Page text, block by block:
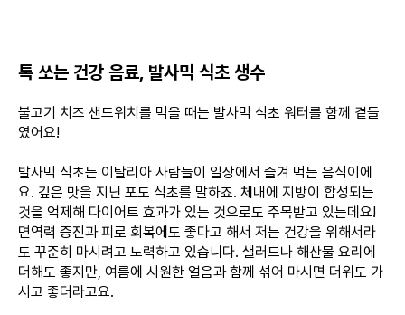
톡 쏘는 건강 음료, 발사믹 식초 생수
불고기 치즈 샌드위치를 먹을 때는 발사믹 식초 워터를 함께 곁들
였어요!
발사믹 식초는 이탈리아 사람들이 일상에서 즐겨 먹는 음식이에
요. 깊은 맛을 지닌 포도 식초를 말하죠. 체내에 지방이 합성되는
것을 억제해 다이어트 효과가 있는 것으로도 주목받고 있는데요!
면역력 증진과 피로 회복에도 좋다고 해서 저는 건강을 위해서라
도 꾸준히 마시려고 노력하고 있습니다. 샐러드나 해산물 요리에
더해도 좋지만, 여름에 시원한 얼음과 함께 섞어 마시면 더위도 가
시고 좋더라고요.